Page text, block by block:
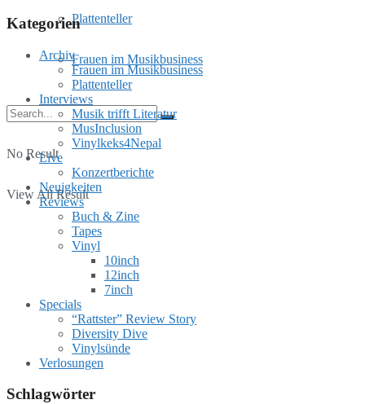
Plattenteller
Frauen im Musikbusiness
No Result
View All Result
Kategorien
Archiv
Frauen im Musikbusiness
Plattenteller
Interviews
Musik trifft Literatur
MusInclusion
Vinylkeks4Nepal
Live
Konzertberichte
Neuigkeiten
Reviews
Buch & Zine
Tapes
Vinyl
10inch
12inch
7inch
Specials
“Rattster” Review Story
Diversity Dive
Vinylsünde
Verlosungen
Schlagwörter